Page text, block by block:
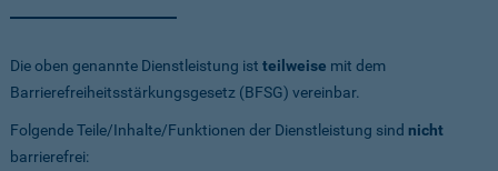
Die oben genannte Dienstleistung ist teilweise mit dem
Barrierefreiheitsstärkungsgesetz (BFSG) vereinbar.
Folgende Teile/Inhalte/Funktionen der Dienstleistung sind nicht
barrierefrei: